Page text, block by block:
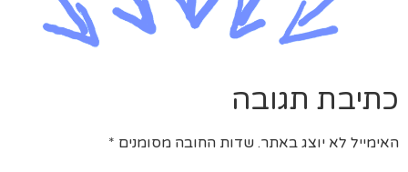
כתיבת תגובה
האימייל לא יוצג באתר. שדות החובה מסומנים *